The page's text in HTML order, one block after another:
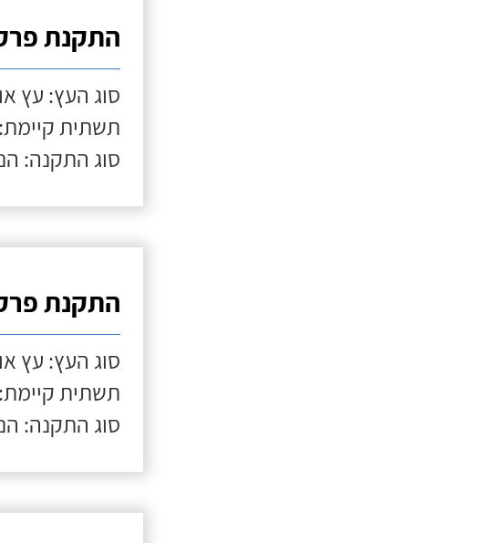
התקנת
סוג העץ: עץ
תשתית
סוג התקנה:
התקנת
סוג העץ: עץ
תשתית
סוג התקנה: